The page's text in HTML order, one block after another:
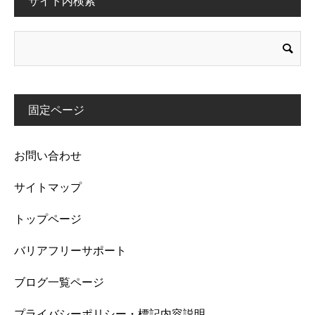
固定ページ
お問い合わせ
サイトマップ
トップページ
バリアフリーサポート
ブログ一覧ページ